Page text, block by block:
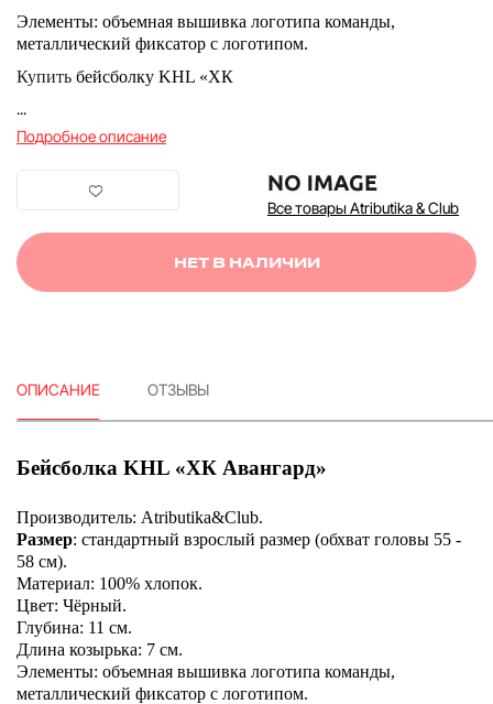
Элементы: объемная вышивка логотипа команды,
металлический фиксатор с логотипом.
Купить бейсболку KHL «ХК
...
Подробное описание
Все товары Atributika & Club
НЕТ В НАЛИЧИИ
ОПИСАНИЕ ОТЗЫВЫ
Бейсболка KHL «ХК Авангард»
Производитель: Atributika&Club.
Размер: стандартный взрослый размер (обхват головы 55 -
58 см).
Материал: 100% хлопок.
Цвет: Чёрный.
Глубина: 11 см.
Длина козырька: 7 см.
Элементы: объемная вышивка логотипа команды,
металлический фиксатор с логотипом.